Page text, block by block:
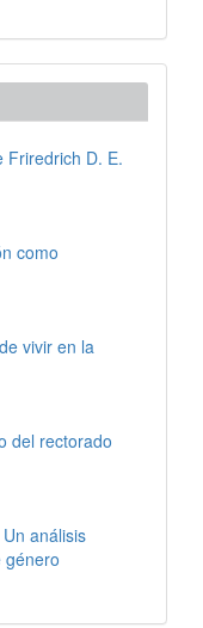
Friredrich D. E.
como
vivir en la
del rectorado
análisis
género